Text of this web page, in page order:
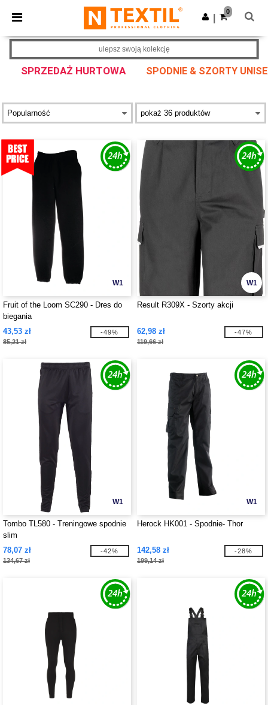
× Aplikacja Ntextil
Lepsze ceny w aplikacji!
Pobierz app
0
SPRZEDAŻ HURTOWA SPODNIE & SZORTY
ulepsz swoją kolekcję
W1
Fruit of the Loom SC290 - Dres do
biegania
43,53 zł
85,21 zł
-49%
W1
Result R309X - Szorty akcji
62,98 zł
119,66 zł
-47%
W1
Tombo TL580 - Treningowe spodnie
slim
78,07 zł
134,67 zł
-42%
W1
Herock HK001 - Spodnie- Thor
142,58 zł
199,14 zł
-28%